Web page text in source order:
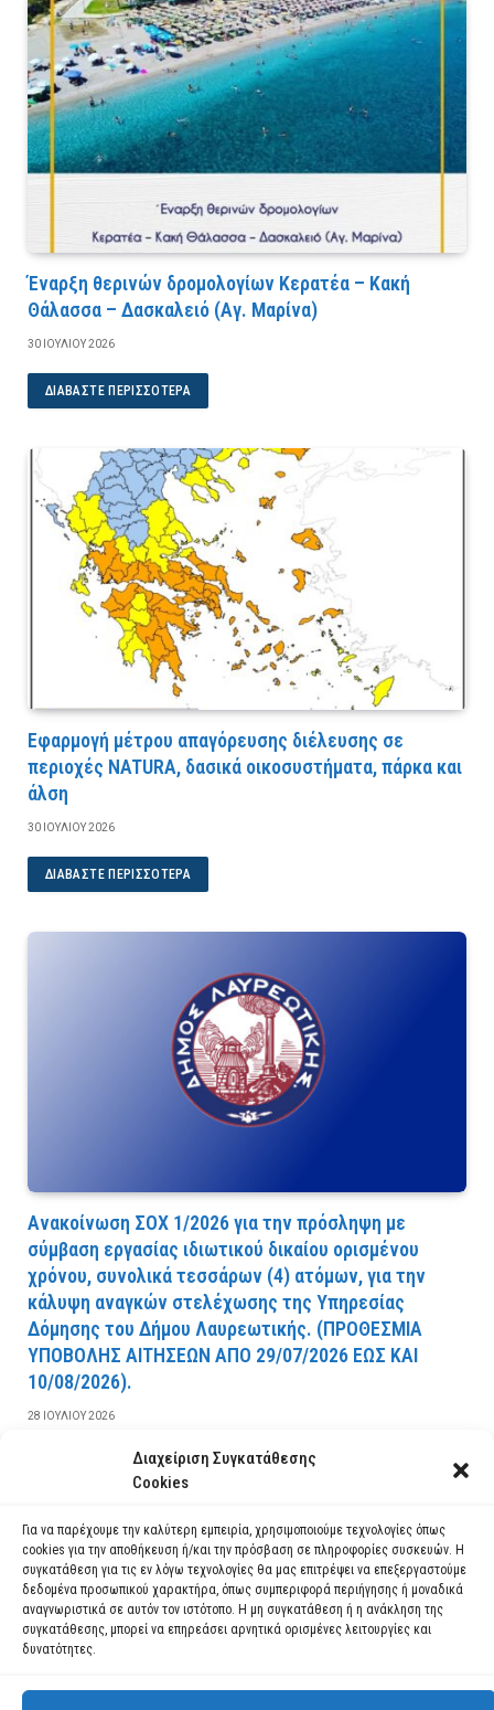
Διαχείριση Συγκατάθεσης
Cookies
Για να παρέχουμε την καλύτερη εμπειρία, χρησιμοποιούμε τεχνολογίες όπως
cookies για την αποθήκευση ή/και την πρόσβαση σε πληροφορίες συσκευών. Η
συγκατάθεση για τις εν λόγω τεχνολογίες θα μας επιτρέψει να επεξεργαστούμε
δεδομένα προσωπικού χαρακτήρα, όπως συμπεριφορά περιήγησης ή μοναδικά
αναγνωριστικά σε αυτόν τον ιστότοπο. Η μη συγκατάθεση ή η ανάκληση της
συγκατάθεσης, μπορεί να επηρεάσει αρνητικά ορισμένες λειτουργίες και
δυνατότητες.
Έναρξη θερινών δρομολογίων Κερατέα – Κακή
Θάλασσα – Δασκαλειό (Αγ. Μαρίνα)
30 ΙΟΥΛΊΟΥ 2026
ΔΙΑΒΆΣΤΕ ΠΕΡΙΣΣΌΤΕΡΑ
Εφαρμογή μέτρου απαγόρευσης διέλευσης σε
περιοχές NATURA, δασικά οικοσυστήματα, πάρκα και
άλση
30 ΙΟΥΛΊΟΥ 2026
ΔΙΑΒΆΣΤΕ ΠΕΡΙΣΣΌΤΕΡΑ
Ανακοίνωση ΣΟΧ 1/2026 για την πρόσληψη με
σύμβαση εργασίας ιδιωτικού δικαίου ορισμένου
χρόνου, συνολικά τεσσάρων (4) ατόμων, για την
κάλυψη αναγκών στελέχωσης της Υπηρεσίας
Δόμησης του Δήμου Λαυρεωτικής. (ΠPOΘEΣMIA
YΠOBOΛHΣ AITHΣEΩN AΠO 29/07/2026 EΩΣ KAI
10/08/2026).
28 ΙΟΥΛΊΟΥ 2026
ΔΙΑΒΆΣΤΕ ΠΕΡΙΣΣΌΤΕΡΑ